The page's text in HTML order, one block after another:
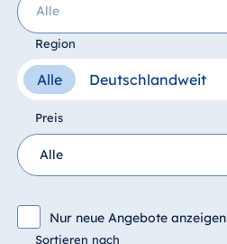
Strandhotel
Travemünde
Hotel Ulm
Star-Apart Hansa
Hotel Wiesbaden
Hotel Würzburg
Ägypten
Deutschland
Hotel Bad Homburg
Hotel Bad Salzuflen
Hotel Bad Wildungen
Hotel Bonn
Hotel Bremen
Region
Alle Deutschlandweit
Preis
Nur neue Angebote anzeigen
Sortieren nach